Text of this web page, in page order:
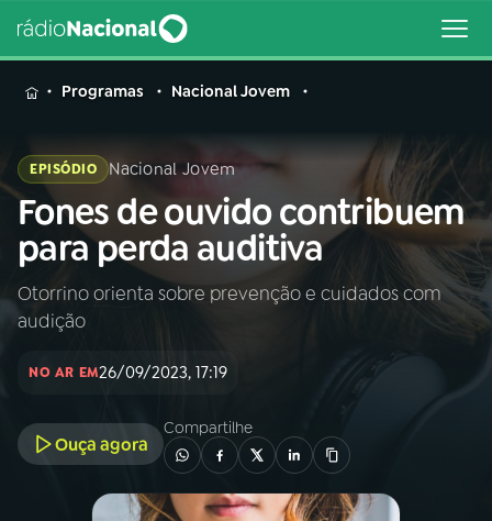
MENU
Buscar
na
Rádio
Nacional
Buscar
Programas Nacional Jovem
EPISÓDIO Nacional Jovem
Fones de ouvido contribuem
para perda auditiva
Otorrino orienta sobre prevenção e cuidados com
audição
NO AR EM26/09/2023, 17:19
Ouça agora
Compartilhe